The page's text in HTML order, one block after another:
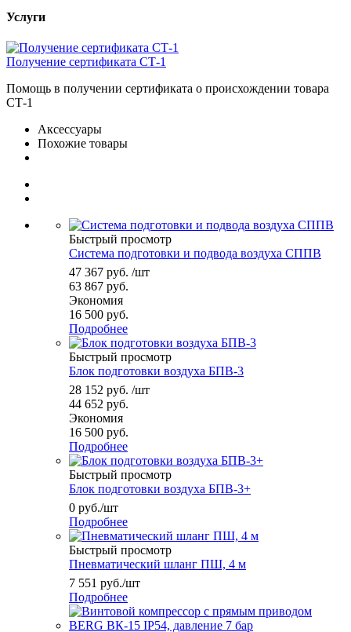
Услуги
Получение сертификата СТ-1
Помощь в получении сертификата о происхождении товара
СТ-1
Аксессуары
Похожие товары
Быстрый просмотр
Система подготовки и подвода воздуха СППВ
47 367 руб. /шт
63 867 руб.
Экономия
16 500 руб.
Подробнее
Быстрый просмотр
Блок подготовки воздуха БПВ-3
28 152 руб. /шт
44 652 руб.
Экономия
16 500 руб.
Подробнее
Быстрый просмотр
Блок подготовки воздуха БПВ-3+
0 руб./шт
Подробнее
Быстрый просмотр
Пневматический шланг ПШ, 4 м
7 551 руб./шт
Подробнее